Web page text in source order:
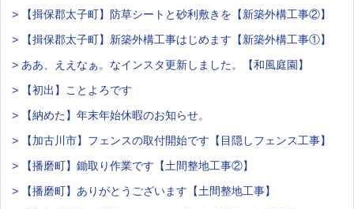
> 【揖保郡太子町】防草シートと砂利敷きを【新築外構工事②】
> 【揖保郡太子町】新築外構工事はじめます【新築外構工事①】
> ああ、ええなぁ。なインスタ更新しました。【和風庭園】
> 【初出】ことよろです
> 【納めた】年末年始休暇のお知らせ。
> 【加古川市】フェンスの取付開始です【目隠しフェンス工事】
> 【播磨町】鋤取り作業です【土間整地工事②】
> 【播磨町】ありがとうございます【土間整地工事】